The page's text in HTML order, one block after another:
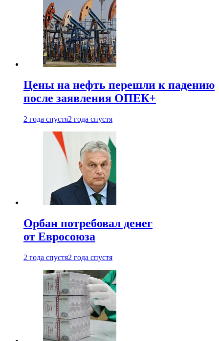
Цены на нефть перешли к падению
после заявления ОПЕК+
2 года спустя2 года спустя
Орбан потребовал денег
от Евросоюза
2 года спустя2 года спустя